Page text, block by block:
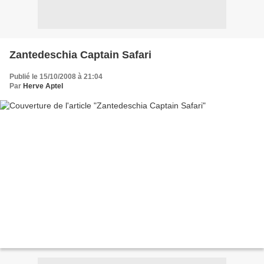
Zantedeschia Captain Safari
Publié le 15/10/2008 à 21:04
Par Herve Aptel